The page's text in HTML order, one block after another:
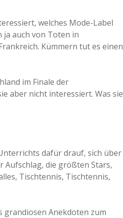
welches Mode-Label
ja auch von Toten in
Kümmern tut es einen
im Finale der
aber nicht interessiert. Was sie
dafür drauf, sich über
Aufschlag, die größten Stars,
Tischtennis, Tischtennis,
grandiosen Anekdoten zum